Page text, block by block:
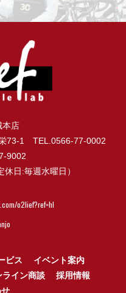
本店
栄73-1 TEL.0566-77-0002
9002
日:毎週水曜日）
o2lief?ref=hl
ビス
イベント案内
ライン商談
採用情報